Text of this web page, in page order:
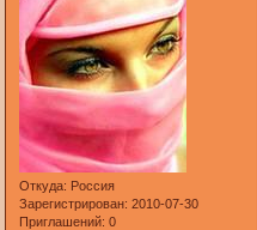
Откуда: Россия
Зарегистрирован: 2010-07-30
Приглашений: 0